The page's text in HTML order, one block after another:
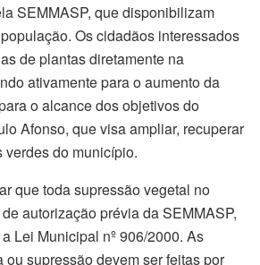
SEMMASP, que disponibilizam
Os cidadãos interessados
de plantas diretamente na
ativamente para o aumento da
o alcance dos objetivos do
Afonso, que visa ampliar, recuperar
verdes do município.
que toda supressão vegetal no
autorização prévia da SEMMASP,
Lei Municipal nº 906/2000. As
supressão devem ser feitas por